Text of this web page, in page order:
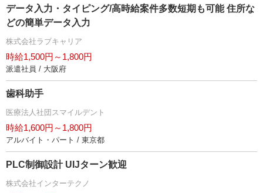
データ入力・タイピング/高時給案件多数短期も可能 住所な
どの簡単データ入力
株式会社ラブキャリア
時給1,500円～1,800円
派遣社員 / 大阪府
歯科助手
医療法人社団スマイルデント
時給1,600円～1,800円
アルバイト・パート / 東京都
PLC制御設計 UIJターン歓迎
株式会社インターテクノ